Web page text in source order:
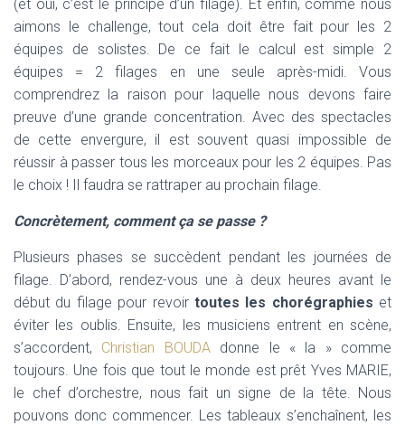
(et oui, c’est le principe d’un filage). Et enfin, comme nous
aimons le challenge, tout cela doit être fait pour les 2
équipes de solistes. De ce fait le calcul est simple 2
équipes = 2 filages en une seule après-midi. Vous
comprendrez la raison pour laquelle nous devons faire
preuve d’une grande concentration. Avec des spectacles
de cette envergure, il est souvent quasi impossible de
réussir à passer tous les morceaux pour les 2 équipes. Pas
le choix ! Il faudra se rattraper au prochain filage.
Concrètement, comment ça se passe ?
Plusieurs phases se succèdent pendant les journées de
filage. D’abord, rendez-vous une à deux heures avant le
début du filage pour revoir toutes les chorégraphies et
éviter les oublis. Ensuite, les musiciens entrent en scène,
s’accordent, Christian BOUDAdonne le « la » comme
toujours. Une fois que tout le monde est prêt Yves MARIE,
le chef d’orchestre, nous fait un signe de la tête. Nous
pouvons donc commencer. Les tableaux s’enchaînent, les